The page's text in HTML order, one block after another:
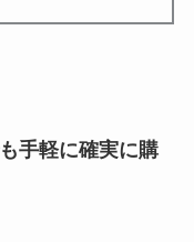
手軽に確実に購